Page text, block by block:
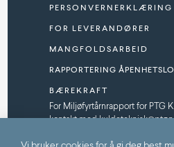
PERSONVERNERKLÆRING
FOR LEVERANDØRER
MANGFOLDSARBEID
RAPPORTERING
BÆREKRAFT
For Miljøfyrtårnrapport for PTG
kontakt med
SPONSORPROGRAM